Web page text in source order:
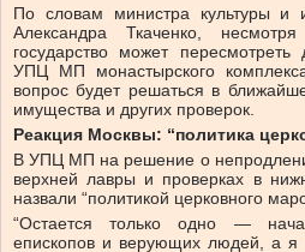
По словам министра культуры и
Александра Ткаченко,
государство может пересмотреть
УПЦ МП монастырского
вопрос будет решаться в
имущества и других проверок.
Реакция Москвы: “политика
В УПЦ МП на решение о
верхней лавры и проверках в
назвали “политикой церковного
“Остается только одно —
епископов и верующих людей, а я